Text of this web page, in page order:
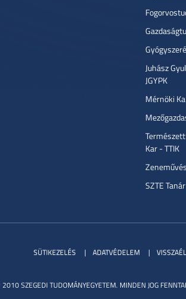
Juhász
JGYPK
Mérnöki
Kar - TTIK
SZTE
SZEGEDI TUDOMÁNYEGYETEM. MINDEN JOG
SÜTIKEZELÉS ADATVÉDELEM